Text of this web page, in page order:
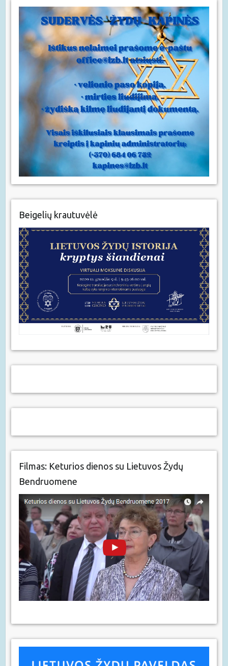
Beigelių krautuvėlė
Filmas: Keturios dienos su Lietuvos Žydų
Bendruomene